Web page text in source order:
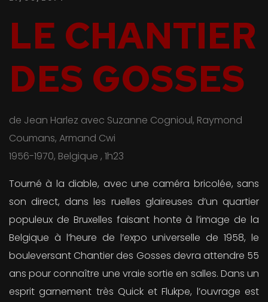
LE CHANTIER
DES GOSSES
de Jean Harlez avec Suzanne Cognioul, Raymond
Coumans, Armand Cwi
1956-1970, Belgique , 1h23
Tourné à la diable, avec une caméra bricolée, sans
son direct, dans les ruelles glaireuses d’un quartier
populeux de Bruxelles faisant honte à l’image de la
Belgique à l’heure de l’expo universelle de 1958, le
bouleversant Chantier des Gosses devra attendre 55
ans pour connaître une vraie sortie en salles. Dans un
esprit garnement très Quick et Flukpe, l’ouvrage est